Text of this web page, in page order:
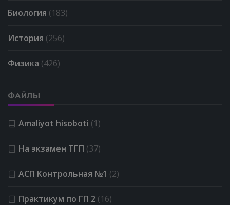
Биология (183)
История (256)
Физика (426)
ФАЙЛЫ
Amaliyot hisoboti (1)
На экзамен ТГП (37)
АСП Kонтрольная №1 (2)
Практикум по ГП 2 (16)